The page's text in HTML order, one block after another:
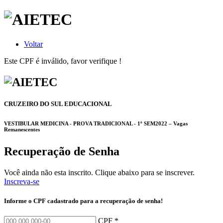
Voltar
Este CPF é inválido, favor verifique !
CRUZEIRO DO SUL EDUCACIONAL
VESTIBULAR MEDICINA - PROVA TRADICIONAL - 1º SEM2022 – Vagas
Remanescentes
Recuperação de Senha
Você ainda não esta inscrito. Clique abaixo para se inscrever.
Inscreva-se
Informe o CPF cadastrado para a recuperação de senha!
CPF *